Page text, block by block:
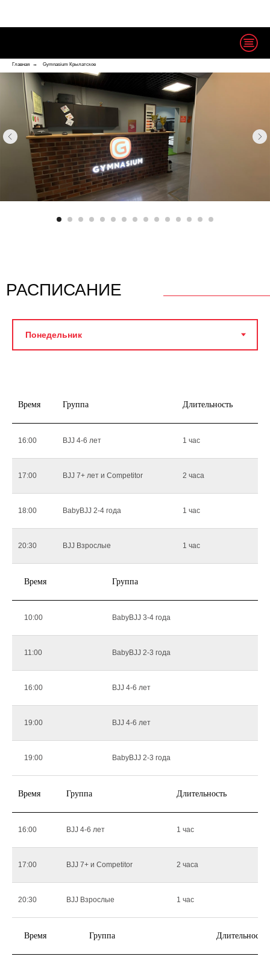
Главная → Gymnasium Крылатское
РАСПИСАНИЕ
Время Группа Длительность
16:00 BJJ 4-6 лет 1 час
17:00 BJJ 7+ лет и Competitor 2 часа
18:00 BabyBJJ 2-4 года 1 час
20:30 BJJ Взрослые 1 час
Время Группа
10:00 BabyBJJ 3-4 года
11:00 BabyBJJ 2-3 года
16:00 BJJ 4-6 лет
19:00 BJJ 4-6 лет
19:00 BabyBJJ 2-3 года
Время Группа Длительность
16:00 BJJ 4-6 лет 1 час
17:00 BJJ 7+ и Competitor 2 часа
20:30 BJJ Взрослые 1 час
Время Группа Длительность